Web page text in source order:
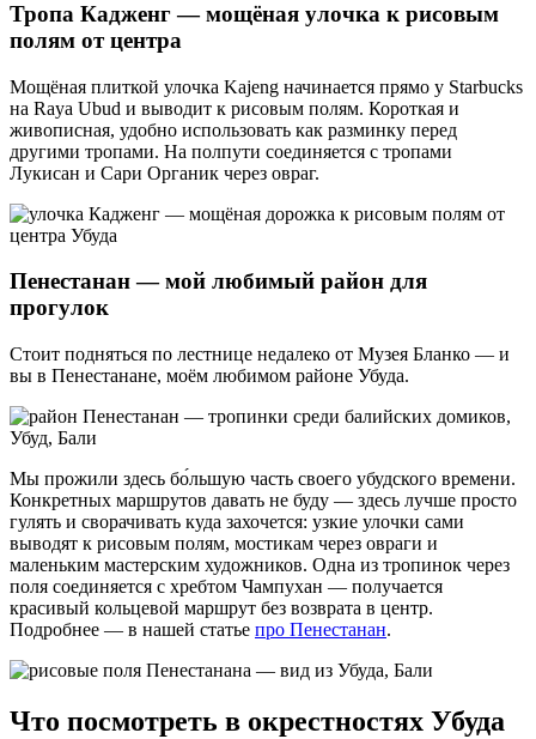
Тропа Кадженг — мощёная улочка к рисовым
полям от центра
Мощёная плиткой улочка Kajeng начинается прямо у Starbucks
на Raya Ubud и выводит к рисовым полям. Короткая и
живописная, удобно использовать как разминку перед
другими тропами. На полпути соединяется с тропами
Лукисан и Сари Органик через овраг.
Пенестанан — мой любимый район для
прогулок
Стоит подняться по лестнице недалеко от Музея Бланко — и
вы в Пенестанане, моём любимом районе Убуда.
Мы прожили здесь бо́льшую часть своего убудского времени.
Конкретных маршрутов давать не буду — здесь лучше просто
гулять и сворачивать куда захочется: узкие улочки сами
выводят к рисовым полям, мостикам через овраги и
маленьким мастерским художников. Одна из тропинок через
поля соединяется с хребтом Чампухан — получается
красивый кольцевой маршрут без возврата в центр.
Подробнее — в нашей статье про Пенестанан.
Что посмотреть в окрестностях Убуда